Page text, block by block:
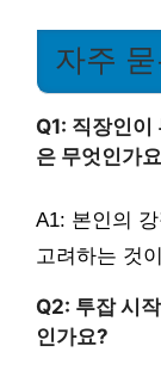
자주
Q1: 직장인이
은 무엇인가
A1: 본인의
고려하는 것
Q2: 투잡 시
인가요?